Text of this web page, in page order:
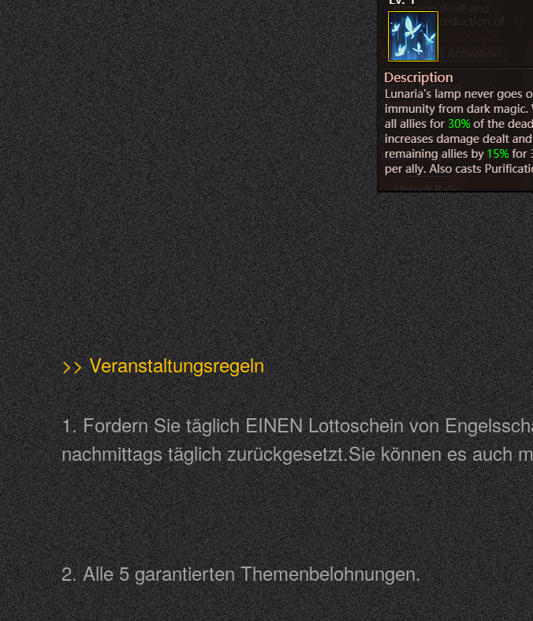
>> Veranstaltungsregeln
1. Fordern Sie täglich EINEN Lottoschein von
nachmittags täglich zurückgesetzt.Sie können es
2. Alle 5 garantierten Themenbelohnungen.